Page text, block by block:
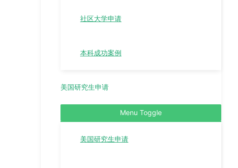
社区大学申请
本科成功案例
美国研究生申请
Menu Toggle
美国研究生申请